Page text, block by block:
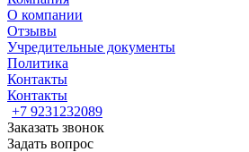
О компании
Отзывы
Учредительные документы
Политика
Контакты
Контакты
+7 9231232089
Заказать звонок
Задать вопрос